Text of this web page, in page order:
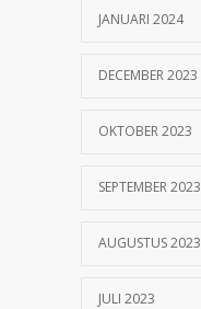
JANUARI 2024
DECEMBER 2023
OKTOBER 2023
SEPTEMBER 2023
AUGUSTUS 2023
JULI 2023